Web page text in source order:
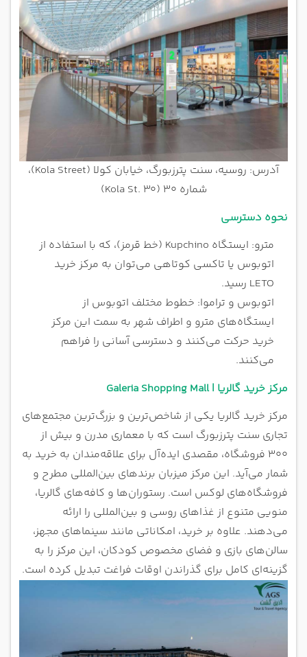
آدرس: روسیه، سنت پترزبورگ، خیابان کولا (Kola Street)،
شماره 30 (Kola St. 30)
نحوه دسترسی
مترو: ایستگاه Kupchino (خط قرمز)، که با استفاده از
اتوبوس یا تاکسی کوتاهی می‌توان به مرکز خرید
LETO رسید.
اتوبوس و تراموا: خطوط مختلف اتوبوس از
ایستگاه‌های مترو و اطراف شهر به سمت این مرکز
خرید حرکت می‌کنند و دسترسی آسانی را فراهم
می‌کنند.
مرکز خرید گالریا | Galeria Shopping Mall
مرکز خرید گالریا یکی از شاخص‌ترین و بزرگ‌ترین مجتمع‌های
تجاری سنت پترزبورگ است که با معماری مدرن و بیش از
۳۰۰ فروشگاه، مقصدی ایده‌آل برای علاقه‌مندان به خرید به
شمار می‌آید. این مرکز میزبان برندهای بین‌المللی مطرح و
فروشگاه‌های لوکس است. رستوران‌ها و کافه‌های گالریا،
منویی متنوع از غذاهای روسی و بین‌المللی را ارائه
می‌دهند. علاوه بر خرید، امکاناتی مانند سینماهای مجهز،
سالن‌های بازی و فضای مخصوص کودکان، این مرکز را به
گزینه‌ای کامل برای گذراندن اوقات فراغت تبدیل کرده است.